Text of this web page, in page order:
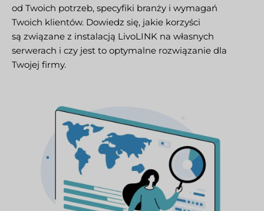
od Twoich potrzeb, specyfiki branży i wymagań
Twoich klientów. Dowiedz się, jakie korzyści
są związane z instalacją LivoLINK na własnych
serwerach i czy jest to optymalne rozwiązanie dla
Twojej firmy.